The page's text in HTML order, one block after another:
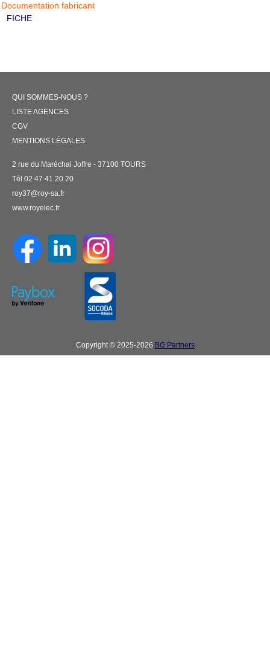
Documentation fabricant
FICHE
QUI SOMMES-NOUS ?
LISTE AGENCES
CGV
MENTIONS LÉGALES
2 rue du Maréchal Joffre - 37100 TOURS
Tél 02 47 41 20 20
roy37@roy-sa.fr
www.royelec.fr
Copyright © 2025-2026 BG Partners